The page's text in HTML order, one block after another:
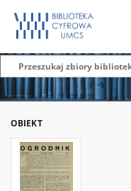
OBIEKT